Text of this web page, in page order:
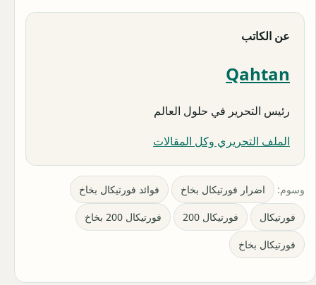
عن الكاتب
Qahtan
رئيس التحرير في حلول العالم
الملف التحريري وكل المقالات
وسوم: اضرار فورتيكال بخاخ فوائد فورتيكال بخاخ
فورتيكال فورتيكال 200 فورتيكال 200 بخاخ
فورتيكال بخاخ